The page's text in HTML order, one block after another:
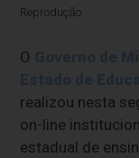
Reprodução
O
realizou nesta
on-line
estadual de